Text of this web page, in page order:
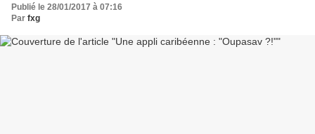
Publié le 28/01/2017 à 07:16
Par fxg